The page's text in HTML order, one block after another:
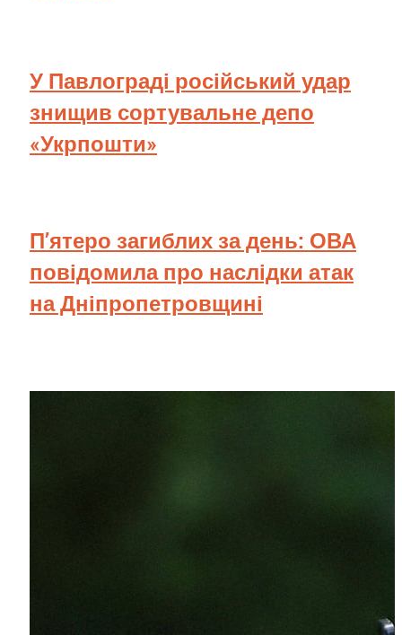
У Павлограді російський удар
знищив сортувальне депо
«Укрпошти»
П’ятеро загиблих за день: ОВА
повідомила про наслідки атак
на Дніпропетровщині